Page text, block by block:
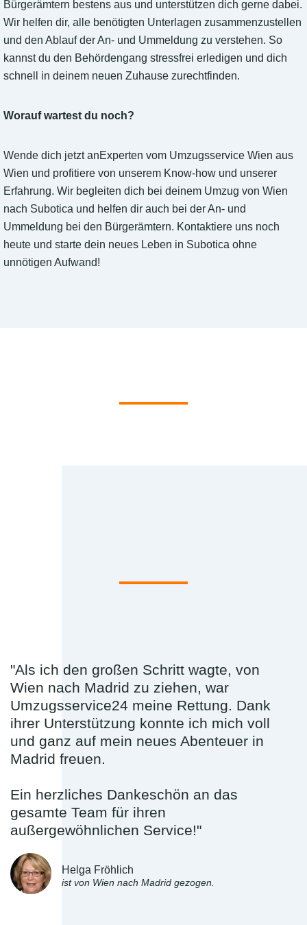
Bürgerämtern bestens aus und unterstützen dich gerne dabei.
Wir helfen dir, alle benötigten Unterlagen zusammenzustellen
und den Ablauf der An- und Ummeldung zu verstehen. So
kannst du den Behördengang stressfrei erledigen und dich
schnell in deinem neuen Zuhause zurechtfinden.
Worauf wartest du noch?
Wende dich jetzt anExperten vom Umzugsservice Wien aus
Wien und profitiere von unserem Know-how und unserer
Erfahrung. Wir begleiten dich bei deinem Umzug von Wien
nach Subotica und helfen dir auch bei der An- und
Ummeldung bei den Bürgerämtern. Kontaktiere uns noch
heute und starte dein neues Leben in Subotica ohne
unnötigen Aufwand!
"Als ich den großen Schritt wagte, von
Wien nach Madrid zu ziehen, war
Umzugsservice24 meine Rettung. Dank
ihrer Unterstützung konnte ich mich voll
und ganz auf mein neues Abenteuer in
Madrid freuen.
Ein herzliches Dankeschön an das
gesamte Team für ihren
außergewöhnlichen Service!"
Helga Fröhlich
ist von Wien nach Madrid gezogen.